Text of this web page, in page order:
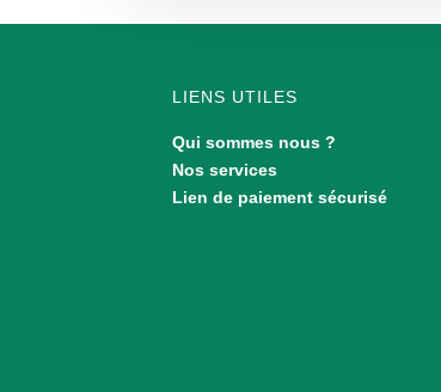
LIENS UTILES
Qui sommes nous ?
Nos services
Lien de paiement sécurisé